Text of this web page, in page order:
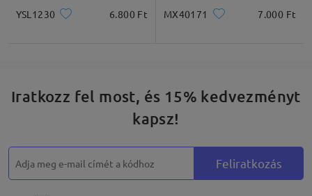
YSL1230 6.800 Ft MX40171 7.000 Ft
Iratkozz fel most, és 15% kedvezményt
kapsz!
Feliratkozás